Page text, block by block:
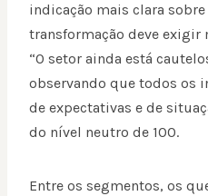
indicação mais clara
transformação deve
“O setor ainda está
observando que todos os
de expectativas e de
do nível neutro de 100.
Entre os segmentos, os